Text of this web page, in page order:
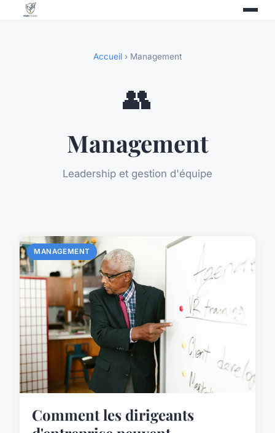
Accueil › Management
👥
Management
Leadership et gestion d'équipe
MANAGEMENT
Comment les dirigeants